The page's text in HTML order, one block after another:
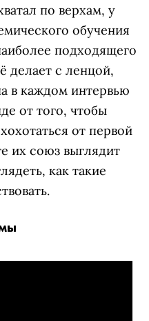
по верхам, у
обучения
подходящего
делает с ленцой,
в каждом интервью
от того, чтобы
от первой
их союз выглядит
как такие